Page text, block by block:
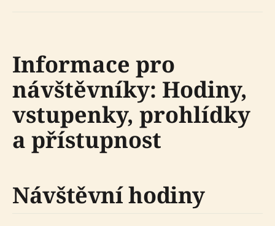
Informace pro
návštěvníky: Hodiny,
vstupenky, prohlídky
a přístupnost
Návštěvní hodiny